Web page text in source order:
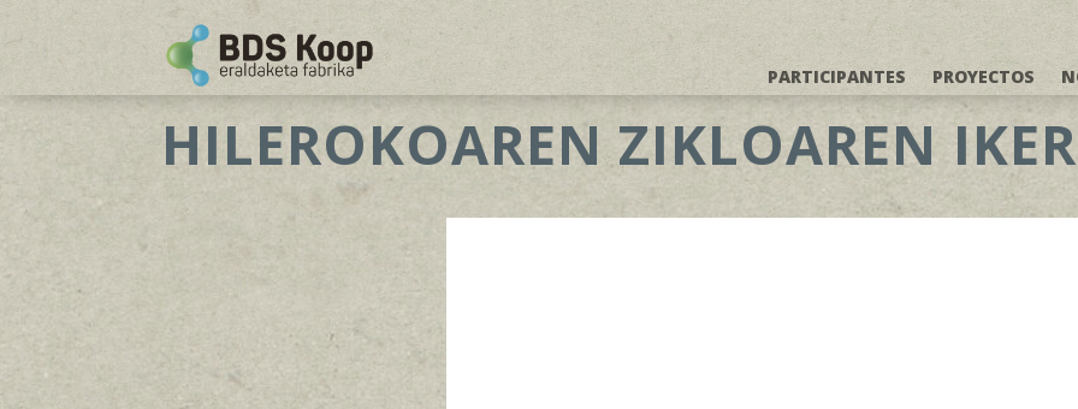
PARTICIPANTES PROYECTOS
HILEROKOAREN ZIKLOAREN